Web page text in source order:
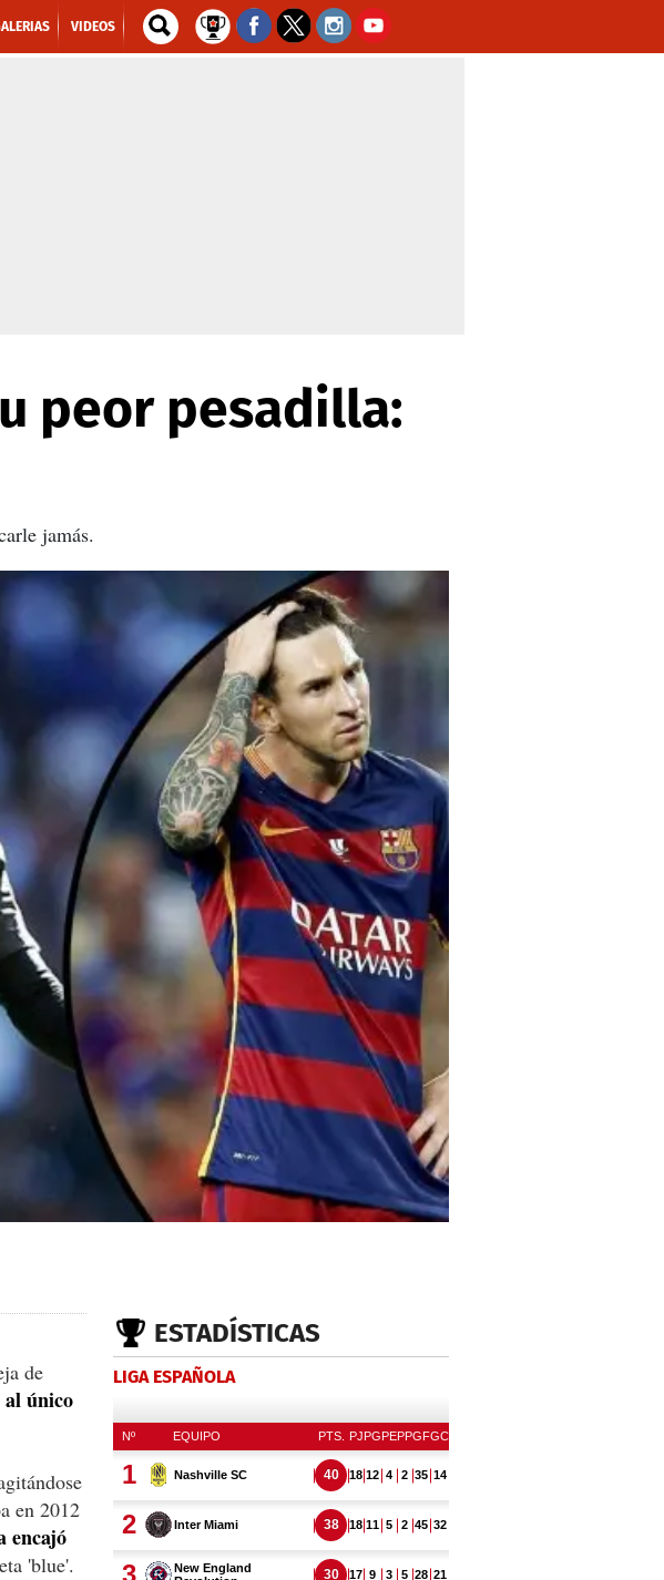
VIDEOS
peor pesadilla:
jamás.
de
al único
en 2012
encajó
'blue'.
ESTADÍSTICAS
LIGA ESPAÑOLA